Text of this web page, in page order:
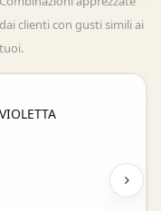
dai clienti con gusti simili ai
tuoi.